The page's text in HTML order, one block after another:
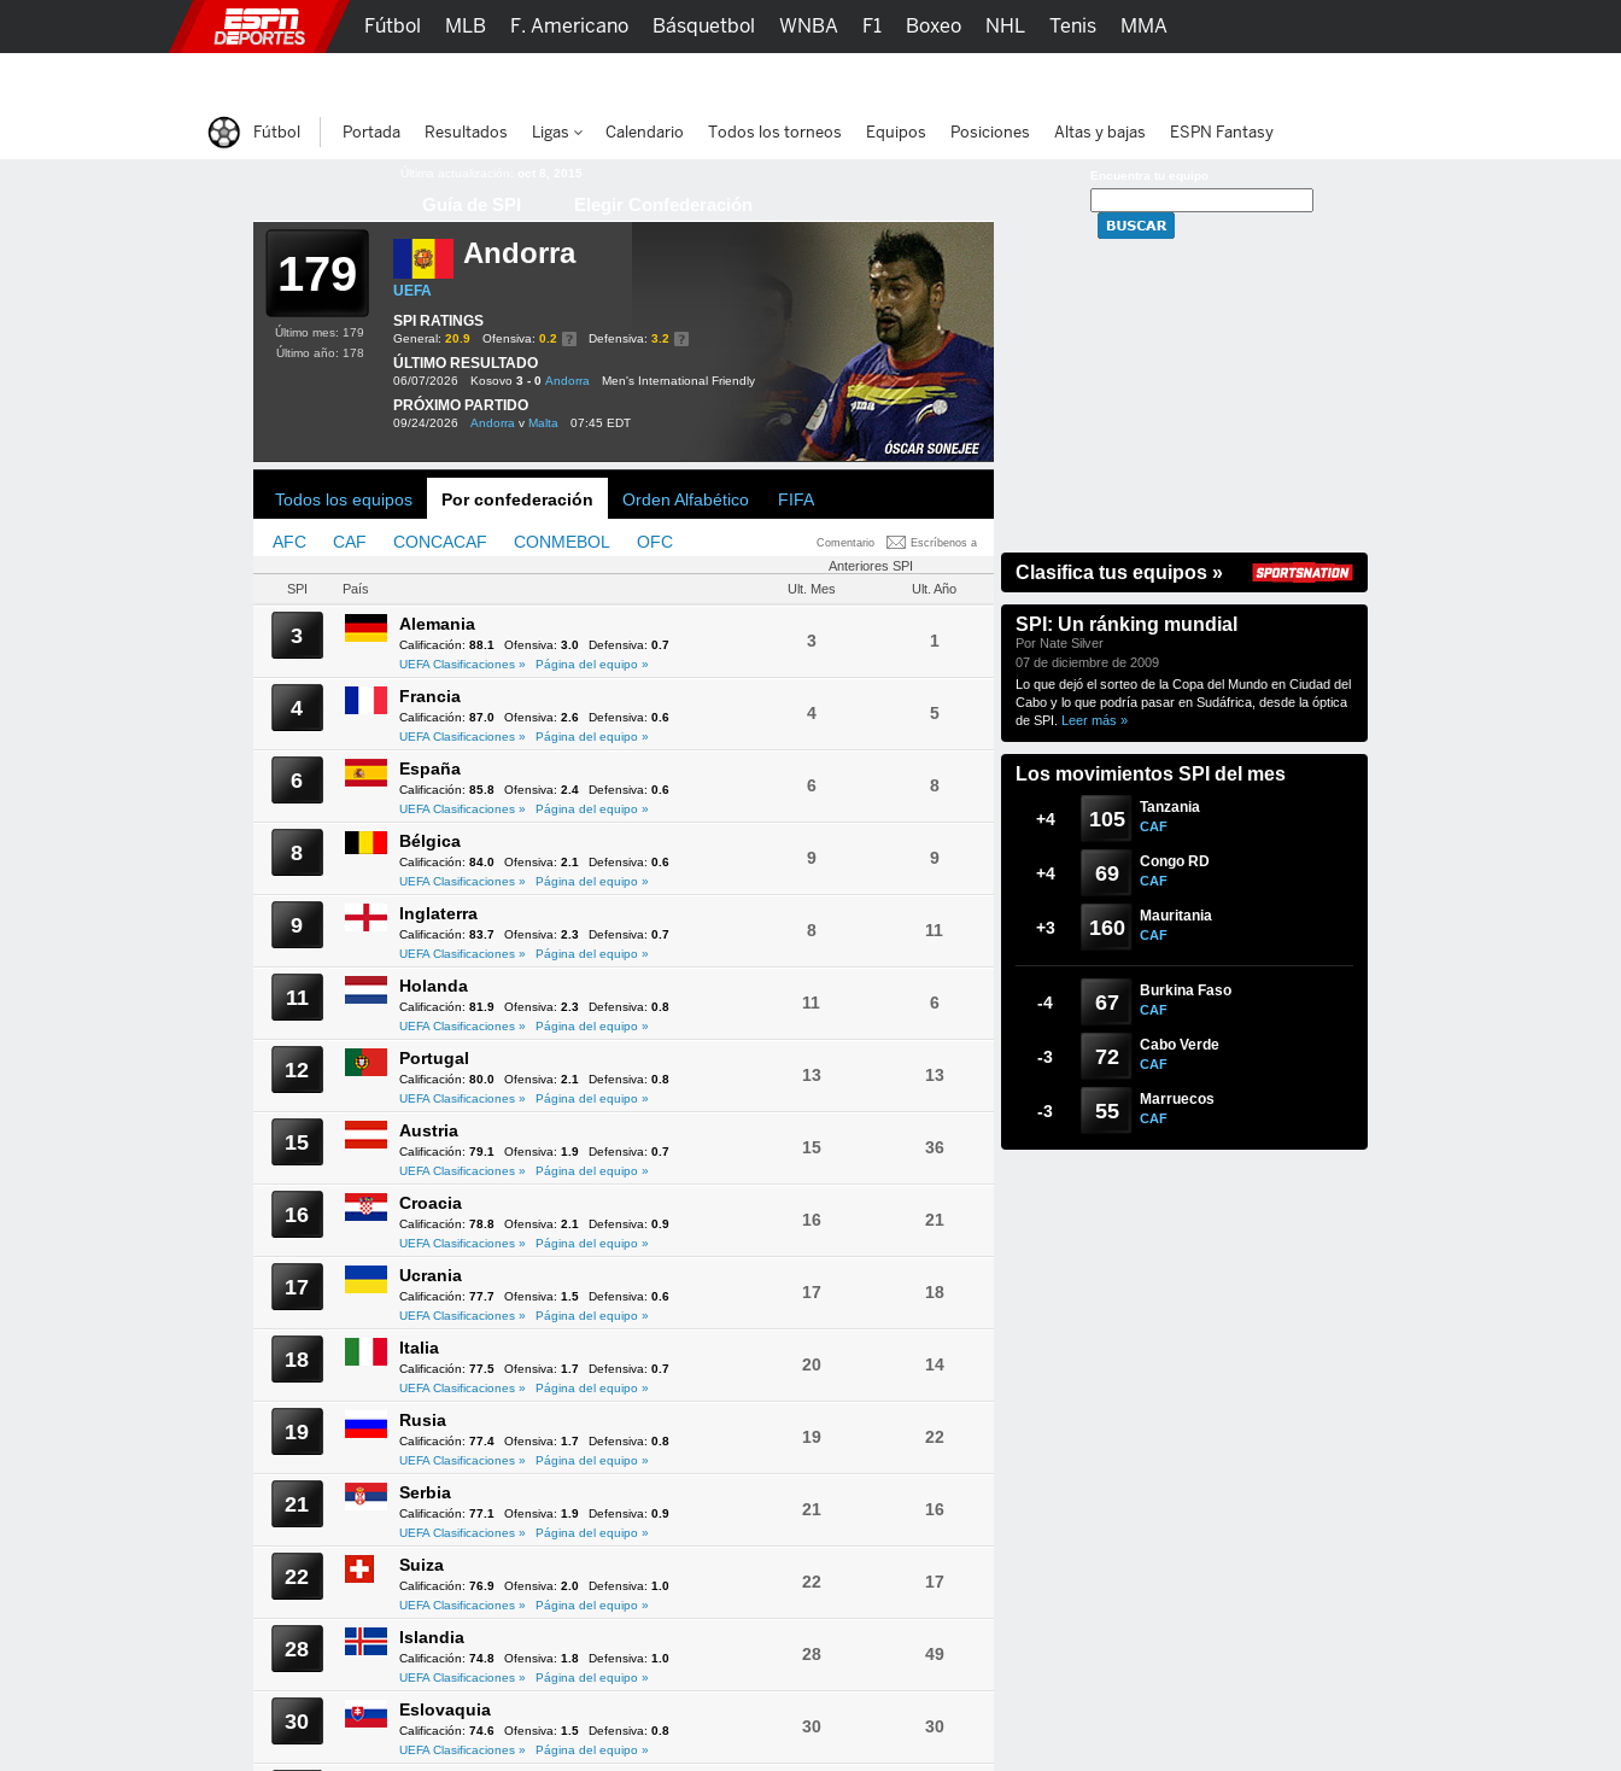
179 Andorra
UEFA
SPI RATINGS
General: 20.9 Ofensiva: 0.2 Defensiva: 3.2
ÚLTIMO RESULTADO
06/07/2026 Kosovo 3 - 0 Andorra Men's International Friendly
PRÓXIMO PARTIDO
09/24/2026 Andorra v Malta 07:45 EDT
Último mes: 179
Último año: 178
Todos los equipos Por confederación Orden Alfabético FIFA
Comentario Escríbenos a
AFC CAF CONCACAF CONMEBOL OFC
Anteriores SPI
SPI
País Ult. Mes Ult. Año
3 Alemania
Calificación: 88.1 Ofensiva: 3.0 Defensiva: 0.7
UEFA Clasificaciones »
Página del equipo »
3 1
4 Francia
Calificación: 87.0 Ofensiva: 2.6 Defensiva: 0.6
UEFA Clasificaciones »
Página del equipo »
4 5
6 España
Calificación: 85.8 Ofensiva: 2.4 Defensiva: 0.6
UEFA Clasificaciones »
Página del equipo »
6 8
8 Bélgica
Calificación: 84.0 Ofensiva: 2.1 Defensiva: 0.6
UEFA Clasificaciones »
Página del equipo »
9 9
9 Inglaterra
Calificación: 83.7 Ofensiva: 2.3 Defensiva: 0.7
UEFA Clasificaciones »
Página del equipo »
8 11
11 Holanda
Calificación: 81.9 Ofensiva: 2.3 Defensiva: 0.8
UEFA Clasificaciones »
Página del equipo »
11 6
12 Portugal
Calificación: 80.0 Ofensiva: 2.1 Defensiva: 0.8
UEFA Clasificaciones »
Página del equipo »
13 13
15 Austria
Calificación: 79.1 Ofensiva: 1.9 Defensiva: 0.7
UEFA Clasificaciones »
Página del equipo »
15 36
16 Croacia
Calificación: 78.8 Ofensiva: 2.1 Defensiva: 0.9
UEFA Clasificaciones »
Página del equipo »
16 21
17 Ucrania
Calificación: 77.7 Ofensiva: 1.5 Defensiva: 0.6
UEFA Clasificaciones »
Página del equipo »
17 18
18 Italia
Calificación: 77.5 Ofensiva: 1.7 Defensiva: 0.7
UEFA Clasificaciones »
Página del equipo »
20 14
19 Rusia
Calificación: 77.4 Ofensiva: 1.7 Defensiva: 0.8
UEFA Clasificaciones »
Página del equipo »
19 22
21 Serbia
Calificación: 77.1 Ofensiva: 1.9 Defensiva: 0.9
UEFA Clasificaciones »
Página del equipo »
21 16
22 Suiza
Calificación: 76.9 Ofensiva: 2.0 Defensiva: 1.0
UEFA Clasificaciones »
Página del equipo »
22 17
28 Islandia
Calificación: 74.8 Ofensiva: 1.8 Defensiva: 1.0
UEFA Clasificaciones »
Página del equipo »
28 49
30 Eslovaquia
Calificación: 74.6 Ofensiva: 1.5 Defensiva: 0.8
UEFA Clasificaciones »
Página del equipo »
30 30
Clasifica tus equipos »
SPI: Un ránking mundial
Por Nate Silver
07 de diciembre de 2009
Lo que dejó el sorteo de la Copa del Mundo en Ciudad del
Cabo y lo que podría pasar en Sudáfrica, desde la óptica
de SPI. Leer más »
Los movimientos SPI del mes
+4 105 Tanzania
CAF
+4 69 Congo RD
CAF
+3 160 Mauritania
CAF
-4 67 Burkina Faso
CAF
-3 72 Cabo Verde
CAF
-3 55 Marruecos
CAF
Fútbol MLB F. Americano Básquetbol WNBA F1 Boxeo NHL Tenis MMA
Fútbol Portada Resultados Ligas Calendario Todos los torneos Equipos Posiciones Altas y bajas ESPN Fantasy